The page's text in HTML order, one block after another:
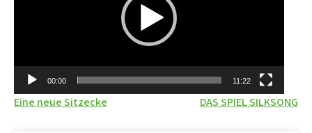
00:00 11:22
Beitragsnavigation
Eine neue Sitzecke DAS SPIEL SILKSONG